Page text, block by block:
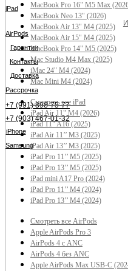
iPad
AirPods
Гарантии
Контакты
Доставка
Рассрочка
+7 (991) 898-75-77
+7 (903) 467-01-32
iPhone
Samsung
MacBook Pro 16" M5 Max
MacBook Neo 13" (2026)
MacBook Air 13" M4 (2025)
MacBook Air 15" M4 (2025)
MacBook Pro 14" M5 (2025)
Mac Studio M4 Max (2025)
iMac 24" M4 (2024)
Mac Mini M4 (2024)
Смотреть все iPad
iPad Air 11" M4 (2026)
iPad 11" A16 (2025)
iPad Air 11’’ M3 (2025)
iPad Air 13’’ M3 (2025)
iPad Pro 11’’ M5 (2025)
iPad Pro 13’’ M5 (2025)
iPad mini A17 Pro (2024)
iPad Pro 11’’ M4 (2024)
iPad Pro 13’’ M4 (2024)
Смотреть все AirPods
Apple AirPods Pro 3
AirPods 4 с ANC
AirPods 4 без ANC
Apple AirPods Max USB-C